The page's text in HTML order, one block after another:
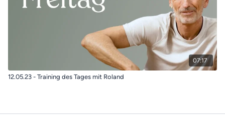
07:17
12.05.23 - Training des Tages mit Roland